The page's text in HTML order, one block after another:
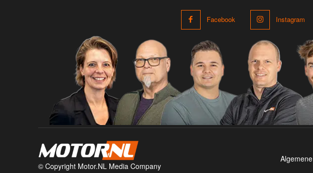
Facebook Instagram
© Copyright Motor.NL Media Company